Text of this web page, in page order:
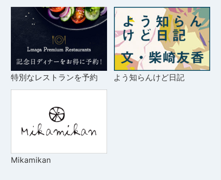
特別なレストランを予約 よう知らんけど日記
Mikamikan